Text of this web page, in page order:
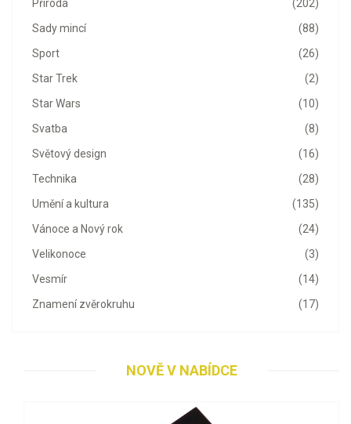
(202)
Příroda
(88)
Sady mincí
(26)
Sport
(2)
Star Trek
(10)
Star Wars
(8)
Svatba
(16)
Světový design
(28)
Technika
(135)
Umění a kultura
(24)
Vánoce a Nový rok
(3)
Velikonoce
(14)
Vesmír
(17)
Znamení zvěrokruhu
NOVĚ V NABÍDCE